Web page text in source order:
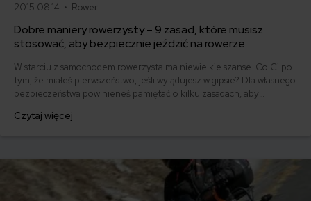
2015.08.14 • Rower
Dobre maniery rowerzysty – 9 zasad, które musisz
stosować, aby bezpiecznie jeździć na rowerze
W starciu z samochodem rowerzysta ma niewielkie szanse. Co Ci po
tym, że miałeś pierwszeństwo, jeśli wylądujesz w gipsie? Dla własnego
bezpieczeństwa powinieneś pamiętać o kilku zasadach, aby
Czytaj więcej